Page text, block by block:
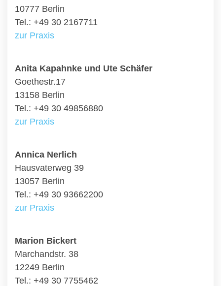
10777 Berlin
Tel.: +49 30 2167711
zur Praxis
Anita Kapahnke und Ute Schäfer
Goethestr.17
13158 Berlin
Tel.: +49 30 49856880
zur Praxis
Annica Nerlich
Hausvaterweg 39
13057 Berlin
Tel.: +49 30 93662200
zur Praxis
Marion Bickert
Marchandstr. 38
12249 Berlin
Tel.: +49 30 7755462